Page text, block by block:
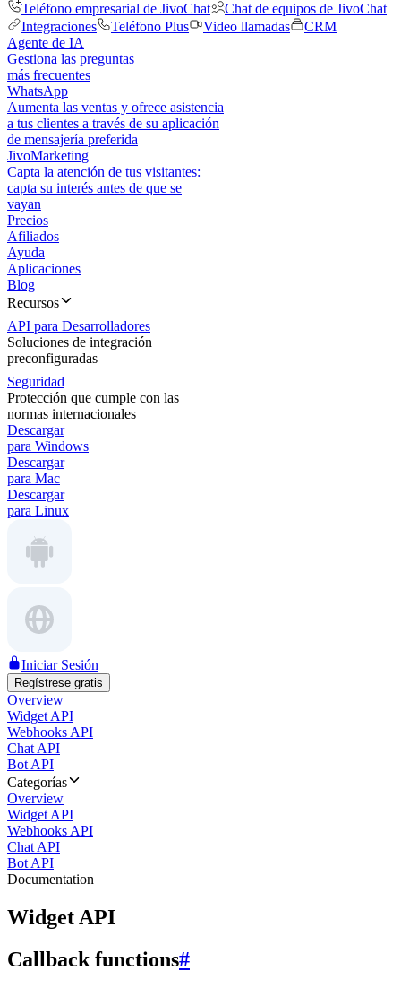
Teléfono empresarial de JivoChat
Chat de equipos de JivoChat
Integraciones
Teléfono Plus Video llamadas
CRM
Agente de IA
Gestiona las preguntas
más frecuentes
WhatsApp
Aumenta las ventas y ofrece asistencia
a tus clientes a través de su aplicación
de mensajería preferida
JivoMarketing
Capta la atención de tus visitantes:
capta su interés antes de que se
vayan
Precios
Afiliados
Ayuda
Aplicaciones
Blog
Recursos
API para Desarrolladores
Soluciones de integración
preconfiguradas
Seguridad
Protección que cumple con las
normas internacionales
Descargar
para Windows
Descargar
para Mac
Descargar
para Linux
Iniciar Sesión
Regístrese gratis
Overview
Widget API
Webhooks API
Chat API
Bot API
Categorías
Overview
Widget API
Webhooks API
Chat API
Bot API
Documentation
Widget API
Callback functions#